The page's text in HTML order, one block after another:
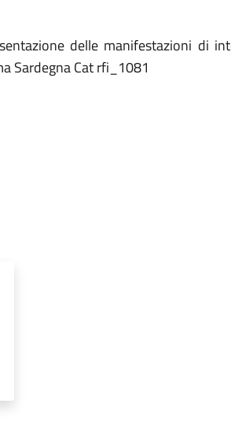
delle manifestazioni di
Sardegna Cat rfi_1081